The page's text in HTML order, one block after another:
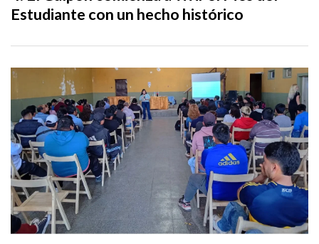
Estudiante con un hecho histórico